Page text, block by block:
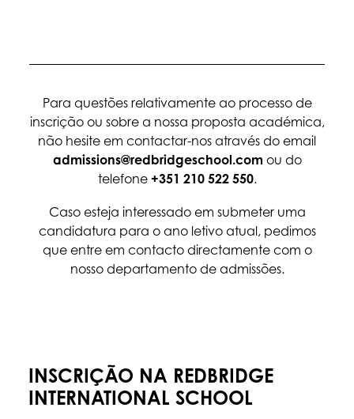
Para questões relativamente ao processo de
inscrição ou sobre a nossa proposta académica,
não hesite em contactar-nos através do email
admissions@redbridgeschool.com ou do
telefone +351 210 522 550.
Caso esteja interessado em submeter uma
candidatura para o ano letivo atual, pedimos
que entre em contacto directamente com o
nosso departamento de admissões.
INSCRIÇÃO NA REDBRIDGE
INTERNATIONAL SCHOOL